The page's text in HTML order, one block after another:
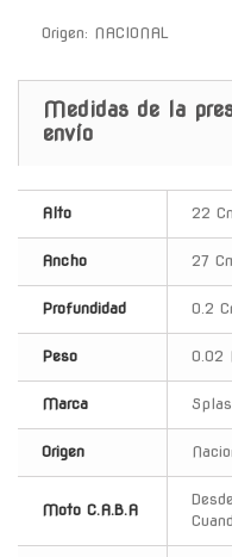
Origen: NACIONAL
Medidas de la
envío
Alto 22
Ancho 27
Profundidad 0.2
Peso 0.02
Marca
Origen
Moto C.A.B.A